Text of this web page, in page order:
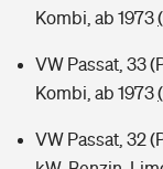
Kombi, ab 1973
VW Passat, 33
Kombi, ab 1973
VW Passat, 32